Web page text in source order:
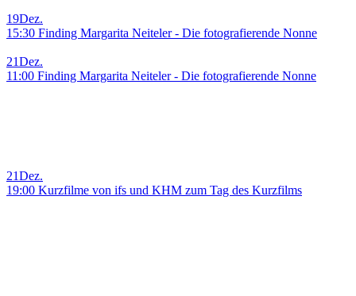
19Dez.
15:30 Finding Margarita Neiteler - Die fotografierende Nonne
21Dez.
11:00 Finding Margarita Neiteler - Die fotografierende Nonne
21Dez.
19:00 Kurzfilme von ifs und KHM zum Tag des Kurzfilms